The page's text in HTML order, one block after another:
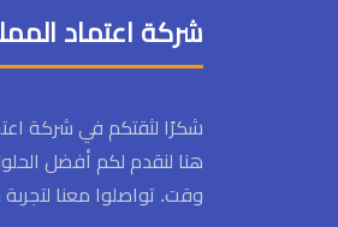
شركة اعتماد
شكرًا لثقتكم في شركة
هنا لنقدم لكم أفضل
وقت. تواصلوا معنا